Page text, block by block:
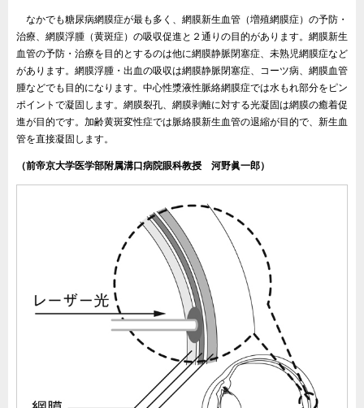
なかでも糖尿病網膜症が最も多く、網膜新生血管（増殖網膜症）の予防・
治療、網膜浮腫（黄斑症）の吸収促進と２通りの目的があります。網膜新生
血管の予防・治療を目的とするのは他に網膜静脈閉塞症、未熟児網膜症など
があります。網膜浮腫・出血の吸収は網膜静脈閉塞症、コーツ病、網膜血管
腫などでも目的になります。中心性漿液性脈絡網膜症では水もれ部分をピン
ポイントで凝固します。網膜裂孔、網膜剥離に対する光凝固は網膜の癒着促
進が目的です。加齢黄斑変性症では脈絡膜新生血管の退縮が目的で、新生血
管を直接凝固します。
（前帝京大学医学部附属溝口病院眼科教授 河野眞一郎）